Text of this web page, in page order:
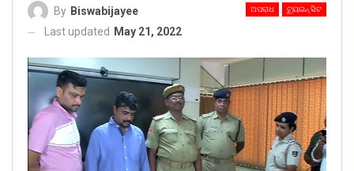
ଅପରାଧ ଟ୍ୟୁଇନ୍ ସିଟ
By Biswabijayee
Last updated
May 21, 2022